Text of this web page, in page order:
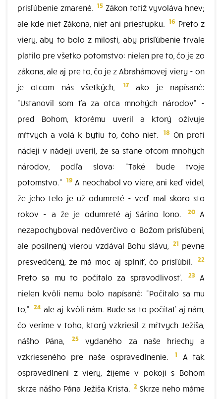
prisľúbenie zmarené. 15 Zákon totiž vyvoláva hnev;
ale kde niet Zákona, niet ani priestupku. 16 Preto z
viery, aby to bolo z milosti, aby prisľúbenie trvale
platilo pre všetko potomstvo: nielen pre to, čo je zo
zákona, ale aj pre to, čo je z Abrahámovej viery - on
je otcom nás všetkých,
17ako je napísané:
"Ustanovil som ťa za otca mnohých národov" -
pred Bohom, ktorému uveril a ktorý oživuje
mŕtvych a volá k bytiu to, čoho niet.
18 On proti
nádeji v nádeji uveril, že sa stane otcom mnohých
národov, podľa slova: "Také bude tvoje
potomstvo." 19 A neochabol vo viere, ani keď videl,
že jeho telo je už odumreté - veď mal skoro sto
rokov - a že je odumreté aj Sárino lono.
20A
nezapochyboval nedôverčivo o Božom prisľúbení,
ale posilnený vierou vzdával Bohu slávu,
21 pevne
presvedčený, že má moc aj splniť, čo prisľúbil.
22
Preto sa mu to počítalo za spravodlivosť. 23A
nielen kvôli nemu bolo napísané: "Počítalo sa mu
to," 24 ale aj kvôli nám. Bude sa to počítať aj nám,
čo veríme v toho, ktorý vzkriesil z mŕtvych Ježiša,
nášho Pána,
25
vydaného za naše hriechy a
vzkrieseného pre naše ospravedlnenie.
1
A tak
ospravedlnení z viery, žijeme v pokoji s Bohom
skrze nášho Pána Ježiša Krista. 2 Skrze neho máme